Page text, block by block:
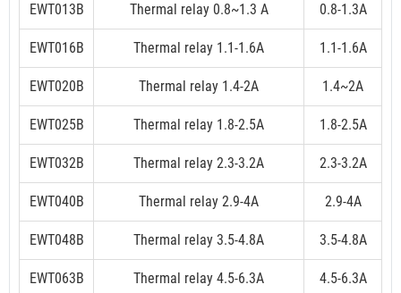
EWT013B Thermal relay 0.8~1.3 A 0.8-1.3A
EWT016B Thermal relay 1.1-1.6A 1.1-1.6A
EWT020B Thermal relay 1.4-2A 1.4~2A
EWT025B Thermal relay 1.8-2.5A 1.8-2.5A
EWT032B Thermal relay 2.3-3.2A 2.3-3.2A
EWT040B Thermal relay 2.9-4A 2.9-4A
EWT048B Thermal relay 3.5-4.8A 3.5-4.8A
EWT063B Thermal relay 4.5-6.3A 4.5-6.3A